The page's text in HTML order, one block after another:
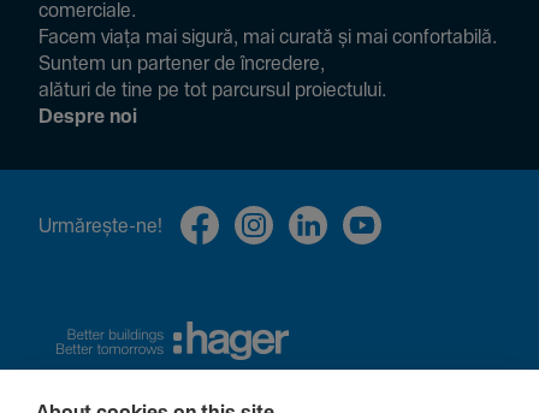
comer­ciale.
Facem viața mai sigură, mai curată și mai confor­ta­bilă.
Suntem un partener de încre­dere,
alături de tine pe tot parcursul proiec­tului.
Despre noi
Urmă­rește-ne!